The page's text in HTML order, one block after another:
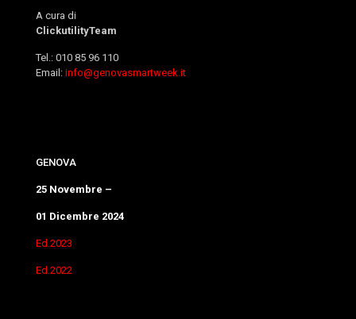
A cura di
ClickutilityTeam
Tel.: 010 85 96 110
Email: info@genovasmartweek.it
GENOVA
25 Novembre –
01 Dicembre 2024
Ed.2023
Ed.2022